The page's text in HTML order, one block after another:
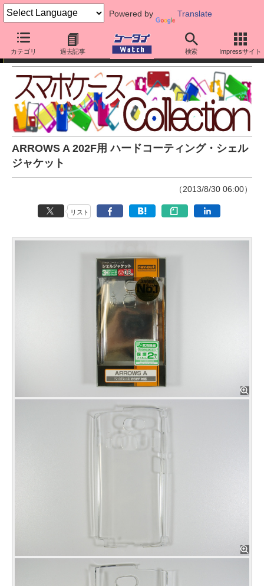
Powered by Translate
カテゴリ 過去記事 検索 Impressサイト
スマホケースCollection
ARROWS A 202F用 ハードコーティング・シェル
ジャケット
（2013/8/30 06:00）
リスト